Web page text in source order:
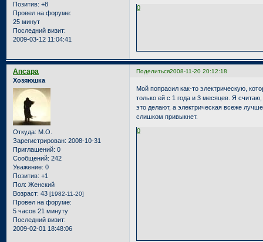
Позитив: +8
Провел на форуме:
25 минут
Последний визит:
2009-03-12 11:04:41
0
Поделиться2008-11-20 20:12:18
Апсара
Хозяюшка
Откуда: М.О.
Зарегистрирован: 2008-10-31
Приглашений: 0
Сообщений: 242
Уважение: 0
Позитив: +1
Пол: Женский
Возраст: 43 [1982-11-20]
Провел на форуме:
5 часов 21 минуту
Последний визит:
2009-02-01 18:48:06
Мой попрасил как-то электрическую,
только ей с 1 года и 3 месяцев. Я
это делают, а электрическая всеже
слишком привыкнет.
0